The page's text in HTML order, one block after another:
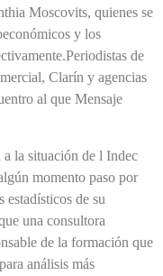
Moscovits, quienes se
y los
Periodistas de
Clarín y agencias
al que Mensaje
la situación de l Indec
momento paso por
estadísticos de su
una consultora
de la formación que
análisis más